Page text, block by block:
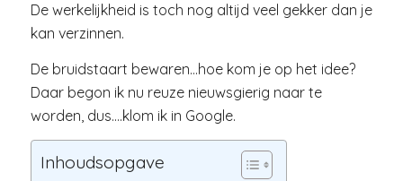
De werkelijkheid is toch nog altijd veel gekker dan je
kan verzinnen.
De bruidstaart bewaren…hoe kom je op het idee?
Daar begon ik nu reuze nieuwsgierig naar te
worden, dus….klom ik in Google.
Inhoudsopgave